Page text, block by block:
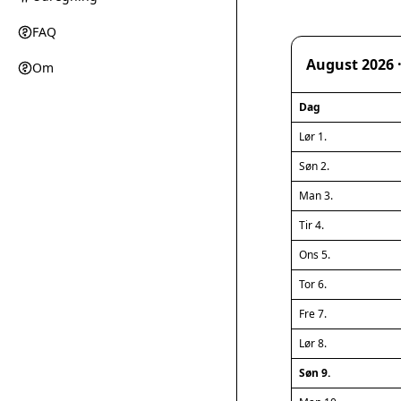
FAQ
Om August 2026
Dag
Lør 1.
Søn 2.
Man 3.
Tir 4.
Ons 5.
Tor 6.
Fre 7.
Lør 8.
Søn 9.